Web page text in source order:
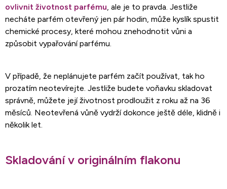
ovlivnit životnost parfému , ale je to pravda. Jestliže
necháte parfém otevřený jen pár hodin, může kyslík spustit
chemické procesy, které mohou znehodnotit vůni a
způsobit vypařování parfému.
V případě, že neplánujete parfém začít používat, tak ho
prozatím neotevírejte. Jestliže budete voňavku skladovat
správně, můžete její životnost prodloužit z roku až na 36
měsíců. Neotevřená vůně vydrží dokonce ještě déle, klidně i
několik let.
Skladování v originálním flakonu